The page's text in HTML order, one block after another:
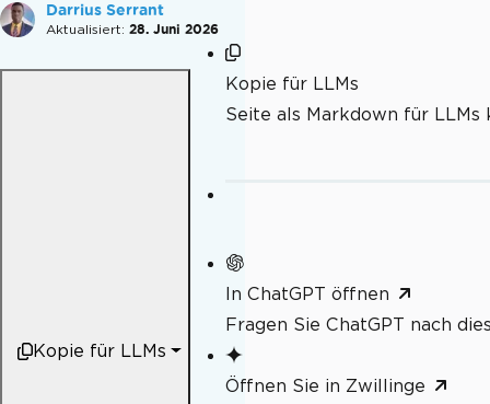
Darrius Serrant
Aktualisiert: 28. Juni 2026
Kopie für LLMs
Kopie für LLMs
Seite als Markdown für LLMs
In ChatGPT öffnen
Fragen Sie ChatGPT nach
Öffnen Sie in Zwillinge